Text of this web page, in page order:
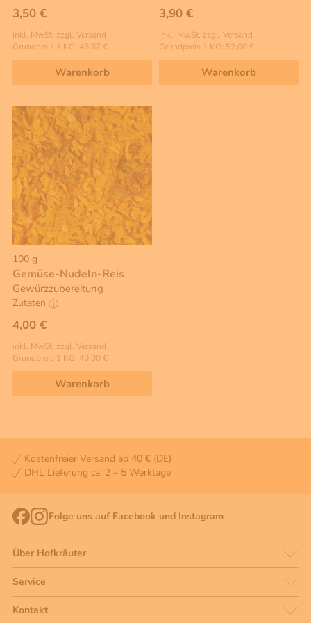
3,50 €
inkl. MwSt, zzgl. Versand
Grundpreis 1 KG: 46,67 €
Warenkorb
3,90 €
inkl. MwSt, zzgl. Versand
Grundpreis 1 KG: 52,00 €
Warenkorb
100 g
Gemüse-Nudeln-Reis
Gewürzzubereitung
Zutaten
4,00 €
inkl. MwSt, zzgl. Versand
Grundpreis 1 KG: 40,00 €
Warenkorb
Kostenfreier Versand ab 40 € (DE)
DHL Lieferung ca. 2 – 5 Werktage
Folge uns auf Facebook und Instagram
Über Hofkräuter
Service
Kontakt